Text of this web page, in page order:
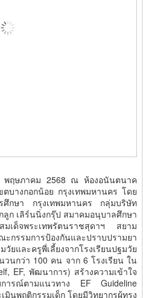
พฤษภาคม 2568 ณ ห้องอนันตนาค
บางกอกน้อย กรุงเทพมหานคร โดย
รศึกษา กรุงเทพมหานคร กลุ่มบริษัท
ลูก เลิร์นนิ่งกรุ๊ป สมาคมอนุบาลศึกษา
มเด็จพระเทพรัตนราชสุดาฯ สยาม
รรมการป้องกันและปราบปรามยา
ยและครูพี่เลี้ยงจากโรงเรียนปฐมวัย
นกว่า 100 คน จาก 6 โรงเรียน ใน
EF, พัฒนาการ) สร้างความเข้าใจ
การณ์ตามแนวทาง EF Guideline
มินพฤติกรรมเด็ก โดยมีวิทยากรผู้ทรง